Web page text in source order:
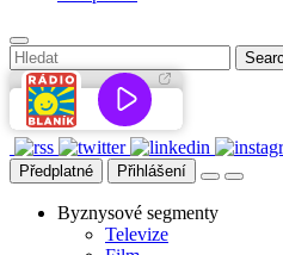
Předplatné Přihlášení
Byznysové segmenty
Televize